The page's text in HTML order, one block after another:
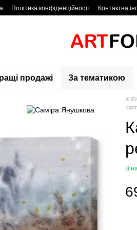
Політика конфіденційності Контактна
продажі За тематикою
В